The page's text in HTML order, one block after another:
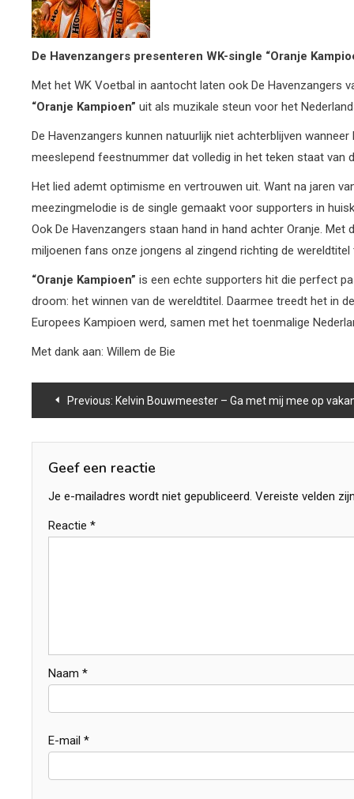
De Havenzangers presenteren WK-single “Oranje
Met het WK Voetbal in aantocht laten ook De Havenzangers
“Oranje Kampioen” uit als muzikale steun voor het
De Havenzangers kunnen natuurlijk niet achterblijven
meeslepend feestnummer dat volledig in het teken staat van
Het lied ademt optimisme en vertrouwen uit. Want na jaren
meezingmelodie is de single gemaakt voor supporters in
Ook De Havenzangers staan hand in hand achter Oranje.
miljoenen fans onze jongens al zingend richting de wereldtitel
“Oranje Kampioen” is een echte supporters hit die perfect
droom: het winnen van de wereldtitel. Daarmee treedt het in
Europees Kampioen werd, samen met het toenmalige
Met dank aan: Willem de Bie
Bericht
navigatie
Previous: Kelvin Bouwmeester – Ga met mij mee op
Geef een reactie
Je e-mailadres wordt niet gepubliceerd. Vereiste velden
Reactie *
Naam *
E-mail *